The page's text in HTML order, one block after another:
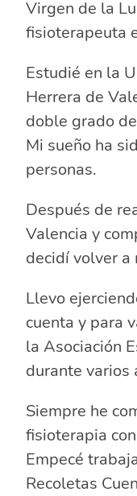
Virgen de la
fisioterapeuta
Estudié en la
Herrera de
doble grado
Mi sueño ha
personas.
Después de
Valencia y
decidí volver a
Llevo
cuenta y para
la Asociación
durante varios
Siempre he
fisioterapia
Empecé
Recoletas